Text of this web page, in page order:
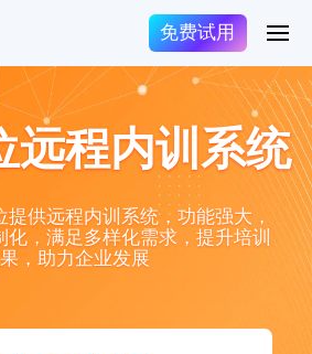
免费试用
远程内训系统
供远程内训系统，功能强大，
，满足多样化需求，提升培训
，助力企业发展